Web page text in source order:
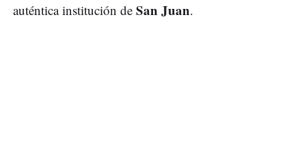
auténtica institución de San Juan.